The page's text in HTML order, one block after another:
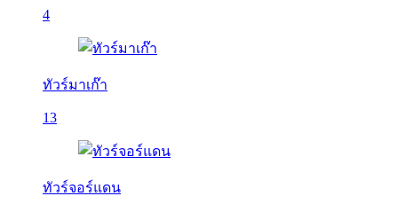
4
ทัวร์มาเก๊า
13
ทัวร์จอร์แดน